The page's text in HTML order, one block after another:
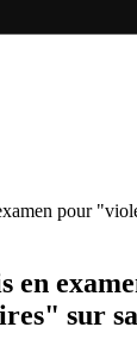
pour
en
sur